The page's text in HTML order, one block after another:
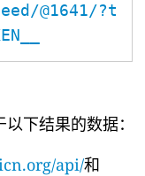
@1641/?t
下结果的数据：
api/和